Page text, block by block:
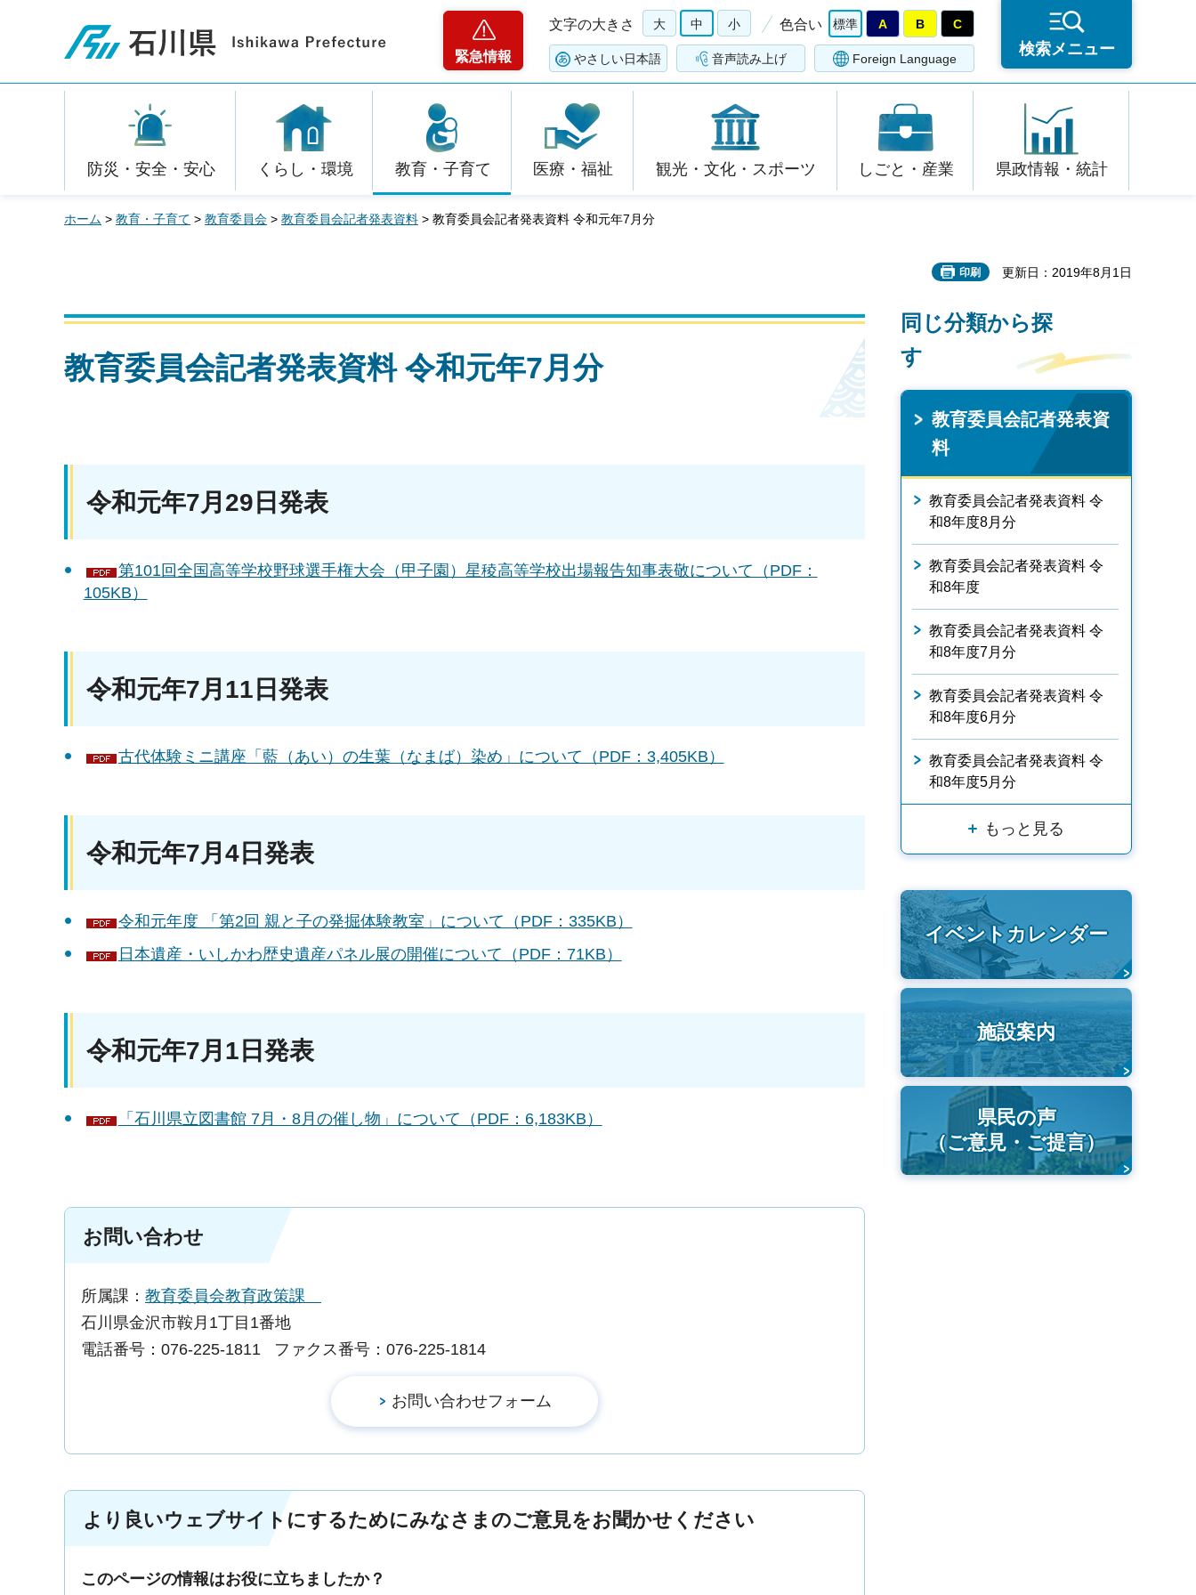
石川県
緊急情報
文字の大きさ 大 中 小 色合い 標準 A B C
やさしい日本語 音声読み上げ Foreign Language
検索メニュー
防災・安全・安心 くらし・環境 教育・子育て 医療・福祉 観光・文化・スポーツ しごと・産業 県政情報・統計
ホーム > 教育・子育て > 教育委員会 > 教育委員会記者発表資料 > 教育委員会記者発表資料 令和元年7月分
印刷 更新日：2019年8月1日
教育委員会記者発表資料 令和元年7月分
令和元年7月29日発表
第101回全国高等学校野球選手権大会（甲子園）星稜高等学校出場報告知事表敬について（PDF：
105KB）
令和元年7月11日発表
古代体験ミニ講座「藍（あい）の生葉（なまば）染め」について（PDF：3,405KB）
令和元年7月4日発表
令和元年度 「第2回 親と子の発掘体験教室」について（PDF：335KB）
日本遺産・いしかわ歴史遺産パネル展の開催について（PDF：71KB）
令和元年7月1日発表
「石川県立図書館 7月・8月の催し物」について（PDF：6,183KB）
お問い合わせ
所属課： 教育委員会教育政策課
石川県金沢市鞍月1丁目1番地
電話番号：076-225-1811
ファクス番号：076-225-1814
より良いウェブサイトにするためにみなさまのご意見をお聞かせください
このページの情報はお役に立ちましたか？
同じ分類から探
す
教育委員会記者発表資
料
教育委員会記者発表資料 令
和8年度8月分
教育委員会記者発表資料 令
和8年度
教育委員会記者発表資料 令
和8年度7月分
教育委員会記者発表資料 令
和8年度6月分
教育委員会記者発表資料 令
和8年度5月分
もっと見る
イベントカレンダー
施設案内
県民の声
（ご意見・ご提言）